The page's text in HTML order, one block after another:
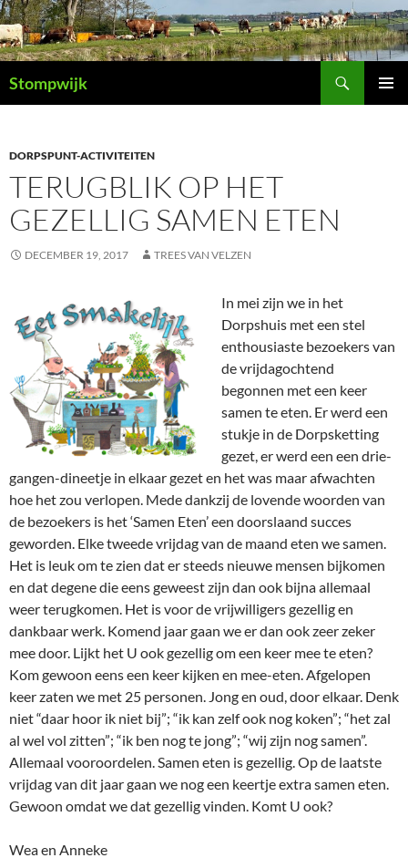
Ga
naar
de
inhoud
Stompwijk
DORPSPUNT-ACTIVITEITEN
TERUGBLIK OP HET
GEZELLIG SAMEN ETEN
DECEMBER 19, 2017 TREES VAN VELZEN
In mei zijn we in het
Dorpshuis met een stel
enthousiaste bezoekers van
de vrijdagochtend
begonnen met een keer
samen te eten. Er werd een
stukje in de Dorpsketting
gezet, er werd een een drie-
gangen-dineetje in elkaar gezet en het was maar afwachten
hoe het zou verlopen. Mede dankzij de lovende woorden van
de bezoekers is het ‘Samen Eten’ een doorslaand succes
geworden. Elke tweede vrijdag van de maand eten we samen.
Het is leuk om te zien dat er steeds nieuwe mensen bijkomen
en dat degene die eens geweest zijn dan ook bijna allemaal
weer terugkomen. Het is voor de vrijwilligers gezellig en
dankbaar werk. Komend jaar gaan we er dan ook zeer zeker
mee door. Lijkt het U ook gezellig om een keer mee te eten?
Kom gewoon eens een keer kijken en mee-eten. Afgelopen
keer zaten we met 25 personen. Jong en oud, door elkaar. Denk
niet “daar hoor ik niet bij”; “ik kan zelf ook nog koken”; “het zal
al wel vol zitten”; “ik ben nog te jong”; “wij zijn nog samen”.
Allemaal vooroordelen. Samen eten is gezellig. Op de laatste
vrijdag van dit jaar gaan we nog een keertje extra samen eten.
Gewoon omdat we dat gezellig vinden. Komt U ook?
Wea en Anneke